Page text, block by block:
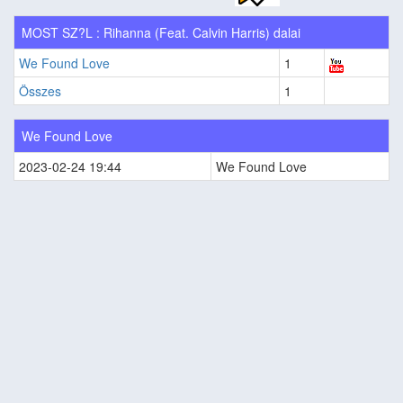
MOST SZ?L : Rihanna (Feat. Calvin Harris) dalai
We Found Love
1
Összes
1
We Found Love
2023-02-24 19:44
We Found Love